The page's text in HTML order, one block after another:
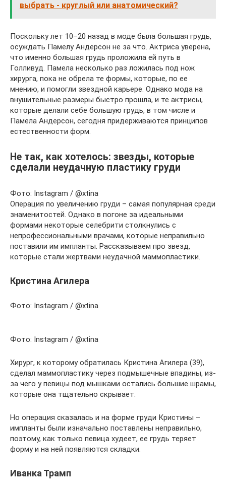
выбрать - круглый или анатомический?
Поскольку лет 10–20 назад в моде была большая грудь,
осуждать Памелу Андерсон не за что. Актриса уверена,
что именно большая грудь проложила ей путь в
Голливуд. Памела несколько раз ложилась под нож
хирурга, пока не обрела те формы, которые, по ее
мнению, и помогли звездной карьере. Однако мода на
внушительные размеры быстро прошла, и те актрисы,
которые делали себе большую грудь, в том числе и
Памела Андерсон, сегодня придерживаются принципов
естественности форм.
Не так, как хотелось: звезды, которые
сделали неудачную пластику груди
Фото: Instagram / @xtina
Операция по увеличению груди – самая популярная среди
знаменитостей. Однако в погоне за идеальными
формами некоторые селебрити столкнулись с
непрофессиональными врачами, которые неправильно
поставили им импланты. Рассказываем про звезд,
которые стали жертвами неудачной маммопластики.
Кристина Агилера
Фото: Instagram / @xtina
Фото: Instagram / @xtina
Хирург, к которому обратилась Кристина Агилера (39),
сделал маммопластику через подмышечные впадины, из-
за чего у певицы под мышками остались большие шрамы,
которые она тщательно скрывает.
Но операция сказалась и на форме груди Кристины –
импланты были изначально поставлены неправильно,
поэтому, как только певица худеет, ее грудь теряет
форму и на ней появляются складки.
Иванка Трамп